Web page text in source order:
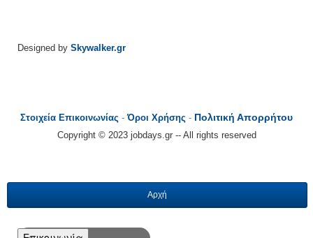
Designed by Skywalker.gr
Στοιχεία Επικοινωνίας -Όροι Χρήσης - Πολιτική Απορρήτου
Copyright © 2023 jobdays.gr -- All rights reserved
Αρχή